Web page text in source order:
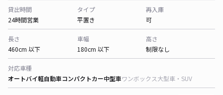
貸出時間
24時間営業
タイプ
平置き
再入庫
可
長さ
460cm 以下
車幅
180cm 以下
高さ
制限なし
対応車種
オートバイ軽自動車コンパクトカー中型車ワンボックス大型車・SUV